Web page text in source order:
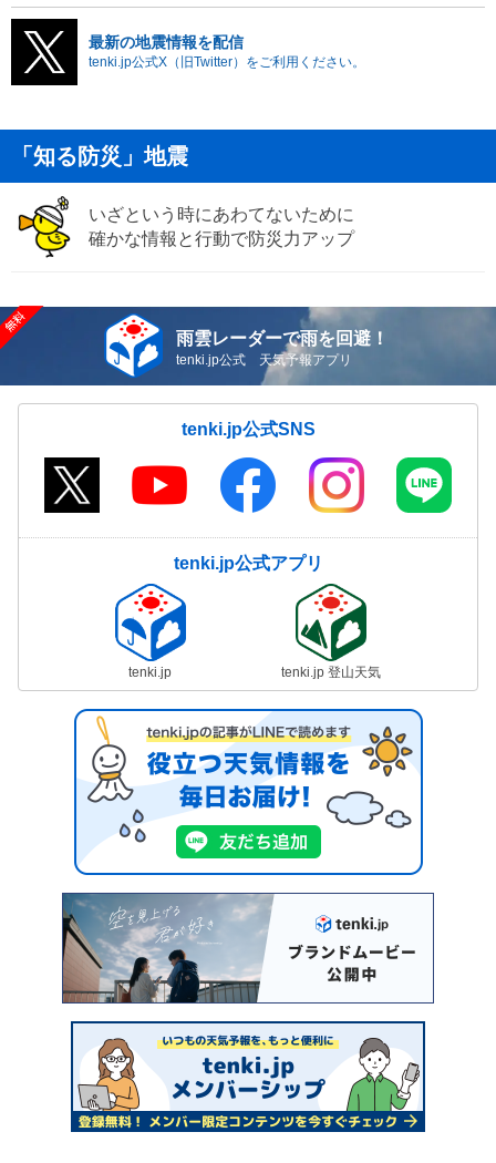
最新の地震情報を配信
tenki.jp公式X（旧Twitter）をご利用ください。
「知る防災」地震
いざという時にあわてないために
確かな情報と行動で防災力アップ
雨雲レーダーで雨を回避！
tenki.jp公式 天気予報アプリ
tenki.jp公式SNS
tenki.jp公式アプリ
tenki.jp tenki.jp 登山天気